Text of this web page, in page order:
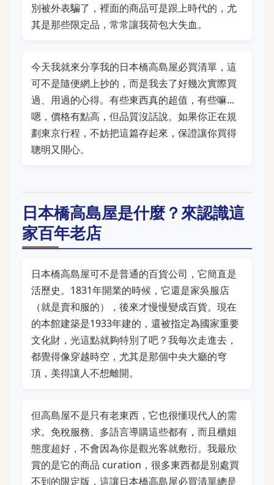
別被外表騙了，裡面的商品可是跟上時代的，尤
其是那些限定品，常常讓我荷包大失血。
今天我就來分享我的日本橋高島屋必買清單，這
可不是隨便網上抄的，而是我去了好幾次實際買
過、用過的心得。有些東西真的超值，有些嘛...
嗯，價格有點高，但品質沒話說。如果你正在規
劃東京行程，不妨把這篇存起來，保證讓你買得
聰明又開心。
日本橋高島屋是什麼？來認識這
家百年老店
日本橋高島屋可不是普通的百貨公司，它簡直是
活歷史。1831年開業的時候，它還是家吳服店
（就是賣和服的），後來才慢慢變成百貨。現在
的本館建築是1933年建的，還被指定為國家重要
文化財，光這點就夠特別了吧？我每次走進去，
都覺得像穿越時空，尤其是那個中央大廳的穹
頂，美得讓人不想離開。
但高島屋不是只有老東西，它也很懂現代人的需
求。免稅服務、多語言導購這些都有，而且櫃姐
態度超好，不會因為你是觀光客就敷衍。我最欣
賞的是它的商品 curation，很多東西都是別處買
不到的限定版，這讓日本橋高島屋必買清單總是